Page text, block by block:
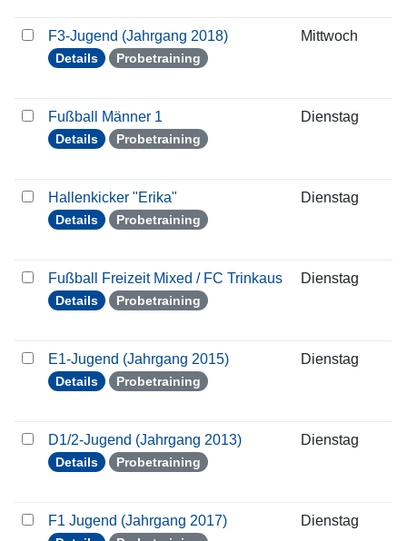
F3-Jugend (Jahrgang 2018)
Details Probetraining
Mittwoch
Fußball Männer 1
Details Probetraining
Dienstag
Hallenkicker "Erika"
Details Probetraining
Dienstag
Fußball Freizeit Mixed / FC Trinkaus
Details Probetraining
Dienstag
E1-Jugend (Jahrgang 2015)
Details Probetraining
Dienstag
D1/2-Jugend (Jahrgang 2013)
Details Probetraining
Dienstag
F1 Jugend (Jahrgang 2017) Dienstag